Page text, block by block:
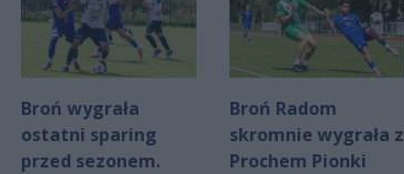
Broń wygrała
ostatni sparing
przed sezonem.
Broń Radom
skromnie wygrała z
Prochem Pionki